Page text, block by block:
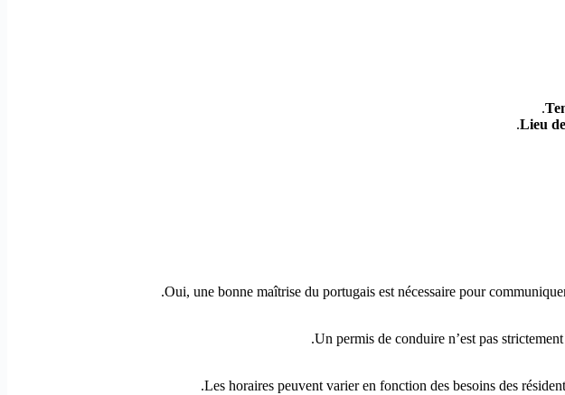
Lieu
Oui, une bonne maîtrise du portugais est nécessaire pour
Un permis de conduire n’est pas
Les horaires peuvent varier en fonction des besoins des